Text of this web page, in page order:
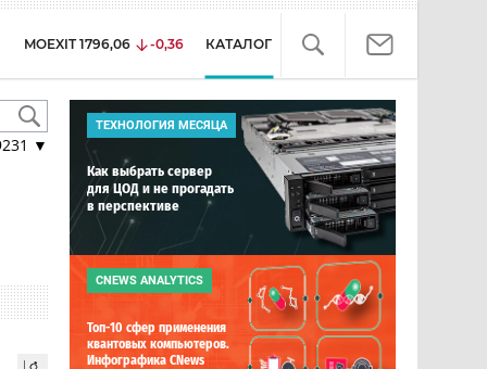
MOEXIT 1796,06 -0,36 КАТАЛОГ
▼
ТЕХНОЛОГИЯ МЕСЯЦА
Как выбрать сервер
для ЦОД и не прогадать
в перспективе
CNEWS ANALYTICS
Топ-10 сфер применения
квантовых компьютеров.
Инфографика CNews